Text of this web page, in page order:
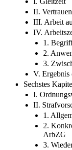
II.
III. Arbeit
IV.
1.
2.
3.
V. Ergebnis
Sechstes
I.
II.
1.
2.
ArbZG
3.